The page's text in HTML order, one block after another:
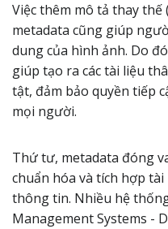
Việc thêm mô tả thay
metadata cũng giúp
dung của hình ảnh. Do
giúp tạo ra các tài liệu
tật, đảm bảo quyền tiếp
mọi người.
Thứ tư, metadata đóng
chuẩn hóa và tích hợp
thông tin. Nhiều hệ
Management Systems -